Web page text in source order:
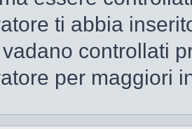
ti abbia
controllati
per maggiori